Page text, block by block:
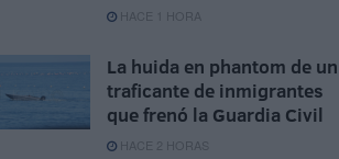
HACE 1 HORA
La huida en phantom de un
traficante de inmigrantes
que frenó la Guardia Civil
HACE 2 HORAS